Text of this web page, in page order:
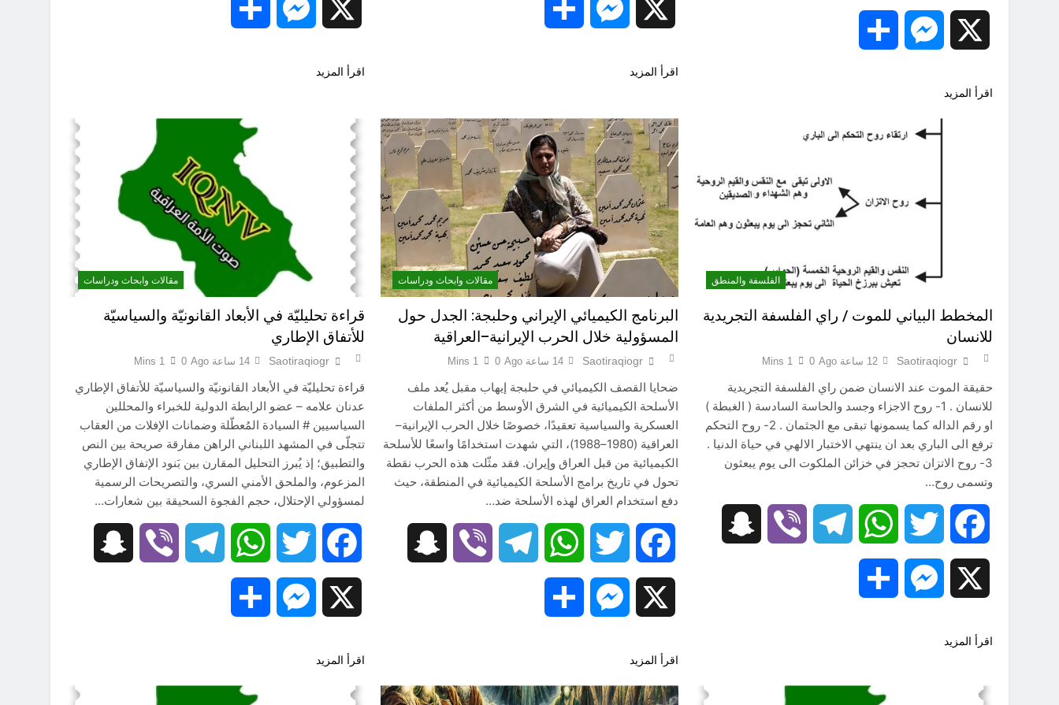
Messenger
اقرأ المزيد
Messenger
اقرأ المزيد
Messenger
اقرأ المزيد
الفلسفة والمنطق
المخطط البياني للموت / راي الفلسفة التجريدية
للانسان
Saotiraqiogr 12 ساعة Ago 0
1 Mins
حقيقة الموت عند الانسان ضمن راي الفلسفة التجريدية
للانسان . 1- روح الاجزاء وجسد والحاسة السادسة ( الغبطة )
او رقم الداله كما يسمونها تبقى مع الجثمان . 2- روح التحكم
ترفع الى الباري بعد ان ينتهي الاختبار الالهي في حياة الدنيا .
3- روح الاتزان تحجز في خزائن الملكوت الى يوم يبعثون
وتسمى روح…
Facebook
Twitter
WhatsApp
Telegram
Viber
Snapchat
Messenger
اقرأ المزيد
مقالات وابحاث ودراسات
البرنامج الكيميائي الإيراني وحلبجة: الجدل حول
المسؤولية خلال الحرب الإيرانية–العراقية
Saotiraqiogr 14 ساعة Ago 0
1 Mins
ضحايا القصف الكيميائي في حلبجة إيهاب مقبل يُعد ملف
الأسلحة الكيميائية في الشرق الأوسط من أكثر الملفات
العسكرية والسياسية تعقيدًا، خصوصًا خلال الحرب الإيرانية–
العراقية (1980–1988)، التي شهدت استخدامًا واسعًا للأسلحة
الكيميائية من قبل العراق وإيران. فقد مثّلت هذه الحرب نقطة
تحول في تاريخ برامج الأسلحة الكيميائية في المنطقة، حيث
دفع استخدام العراق لهذه الأسلحة ضد…
Facebook
Twitter
WhatsApp
Telegram
Viber
Snapchat
Messenger
اقرأ المزيد
مقالات وابحاث ودراسات
قراءة تحليليّة في الأبعاد القانونيّة والسياسيّة
للأتفاق الإطاري
Saotiraqiogr 14 ساعة Ago 0
1 Mins
قراءة تحليليّة في الأبعاد القانونيّة والسياسيّة للأتفاق الإطاري
عدنان علامه – عضو الرابطة الدولية للخبراء والمحللين
السياسيين # السيادة المُعطّلة وضمانات الإفلات من العقاب ​
تتجلّى في المشهد اللبناني الراهن مفارقة صريحة بين النص
والتطبيق؛ إذ يُبرز التحليل المقارن بين بَنود الإتفاق الإطاري
المزعوم، والملحق الأمني السري، والتصريحات الرسمية
لمسؤولي الإحتلال، حجم الفجوة السحيقة بين شعارات…
Facebook
Twitter
WhatsApp
Telegram
Viber
Messenger
اقرأ المزيد